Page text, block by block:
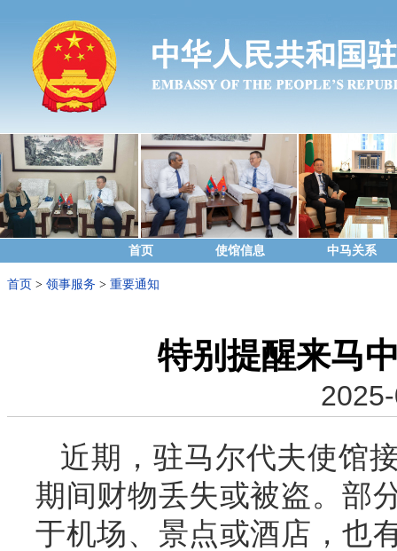
首页 使馆信息 中马关系
首页 > 领事服务 > 重要通知
特别提醒来马
近期，驻马尔代夫使馆
期间财物丢失或被盗。部
于机场、景点或酒店，也